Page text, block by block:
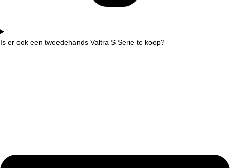
Is er ook een tweedehands Valtra S Serie te koop?